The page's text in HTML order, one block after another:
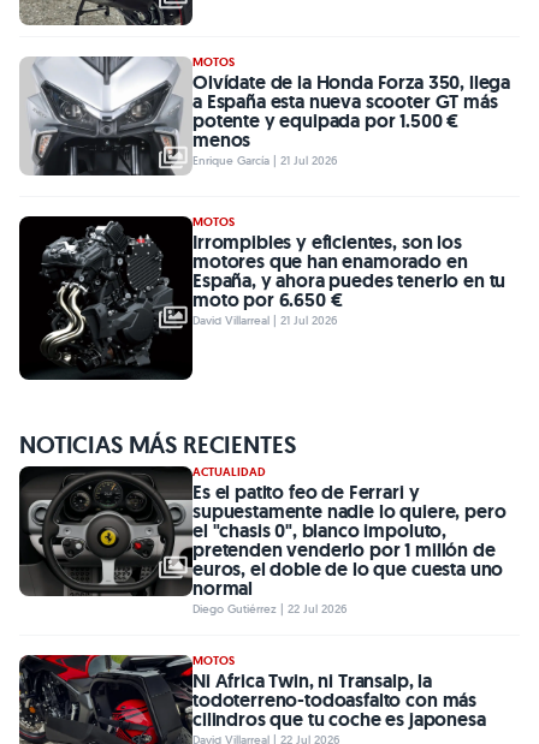
MOTOS
Olvídate de la Honda Forza 350, llega
a España esta nueva scooter GT más
potente y equipada por 1.500 €
menos
Enrique García | 21 Jul 2026
MOTOS
Irrompibles y eficientes, son los
motores que han enamorado en
España, y ahora puedes tenerlo en tu
moto por 6.650 €
David Villarreal | 21 Jul 2026
NOTICIAS MÁS RECIENTES
ACTUALIDAD
Es el patito feo de Ferrari y
supuestamente nadie lo quiere, pero
el "chasis 0", blanco impoluto,
pretenden venderlo por 1 millón de
euros, el doble de lo que cuesta uno
normal
Diego Gutiérrez | 22 Jul 2026
MOTOS
Ni Africa Twin, ni Transalp, la
todoterreno-todoasfalto con más
cilindros que tu coche es japonesa
David Villarreal | 22 Jul 2026